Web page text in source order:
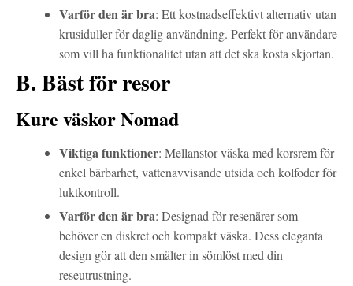
Varför den är bra: Ett kostnadseffektivt alternativ utan
krusiduller för daglig användning. Perfekt för användare
som vill ha funktionalitet utan att det ska kosta skjortan.
B. Bäst för resor
Kure väskor Nomad
Viktiga funktioner: Mellanstor väska med korsrem för
enkel bärbarhet, vattenavvisande utsida och kolfoder för
luktkontroll.
Varför den är bra: Designad för resenärer som
behöver en diskret och kompakt väska. Dess eleganta
design gör att den smälter in sömlöst med din
reseutrustning.